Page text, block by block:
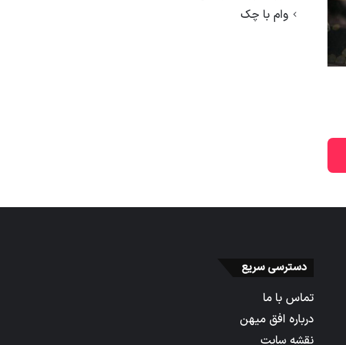
وام با چک
دسترسی سریع
تماس با ما
درباره افق میهن
نقشه سایت